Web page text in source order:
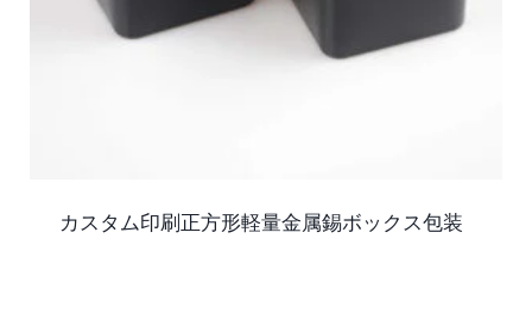
カスタム印刷正方形軽量金属錫ボックス包装